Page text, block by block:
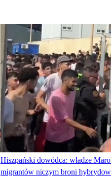
Hiszpański dowódca: władze
migrantów niczym broni